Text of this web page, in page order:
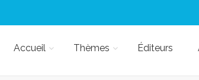
Accueil Thèmes Éditeurs